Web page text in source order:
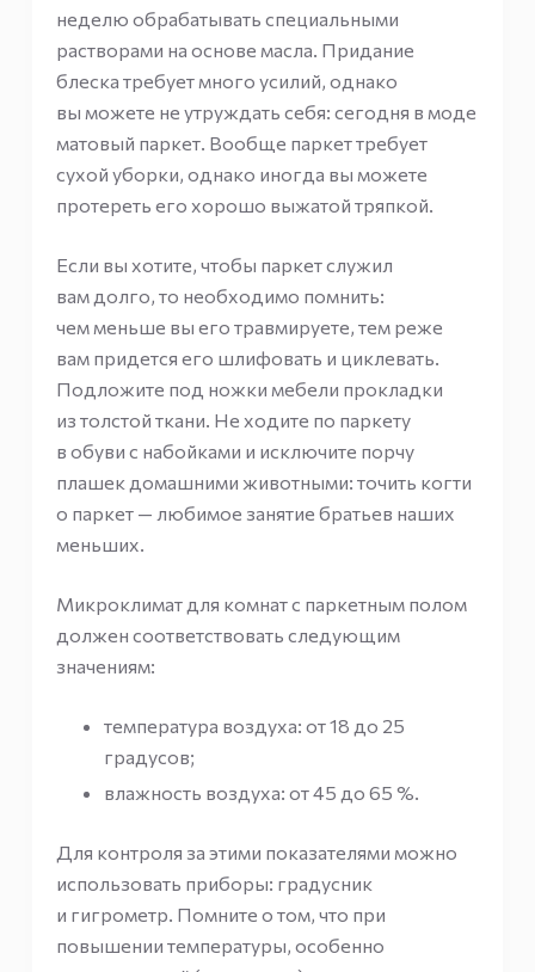
неделю обрабатывать специальными
растворами на основе масла. Придание
блеска требует много усилий, однако
вы можете не утруждать себя: сегодня в моде
матовый паркет. Вообще паркет требует
сухой уборки, однако иногда вы можете
протереть его хорошо выжатой тряпкой.
Если вы хотите, чтобы паркет служил
вам долго, то необходимо помнить:
чем меньше вы его травмируете, тем реже
вам придется его шлифовать и циклевать.
Подложите под ножки мебели прокладки
из толстой ткани. Не ходите по паркету
в обуви с набойками и исключите порчу
плашек домашними животными: точить когти
о паркет — любимое занятие братьев наших
меньших.
Микроклимат для комнат с паркетным полом
должен соответствовать следующим
значениям:
температура воздуха: от 18 до 25
градусов;
влажность воздуха: от 45 до 65 %.
Для контроля за этими показателями можно
использовать приборы: градусник
и гигрометр. Помните о том, что при
повышении температуры, особенно